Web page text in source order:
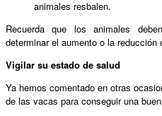
animales resbalen.
Recuerda que los animales
determinar el aumento o la reducción
Vigilar su estado de salud
Ya hemos comentado en otras
de las vacas para conseguir una